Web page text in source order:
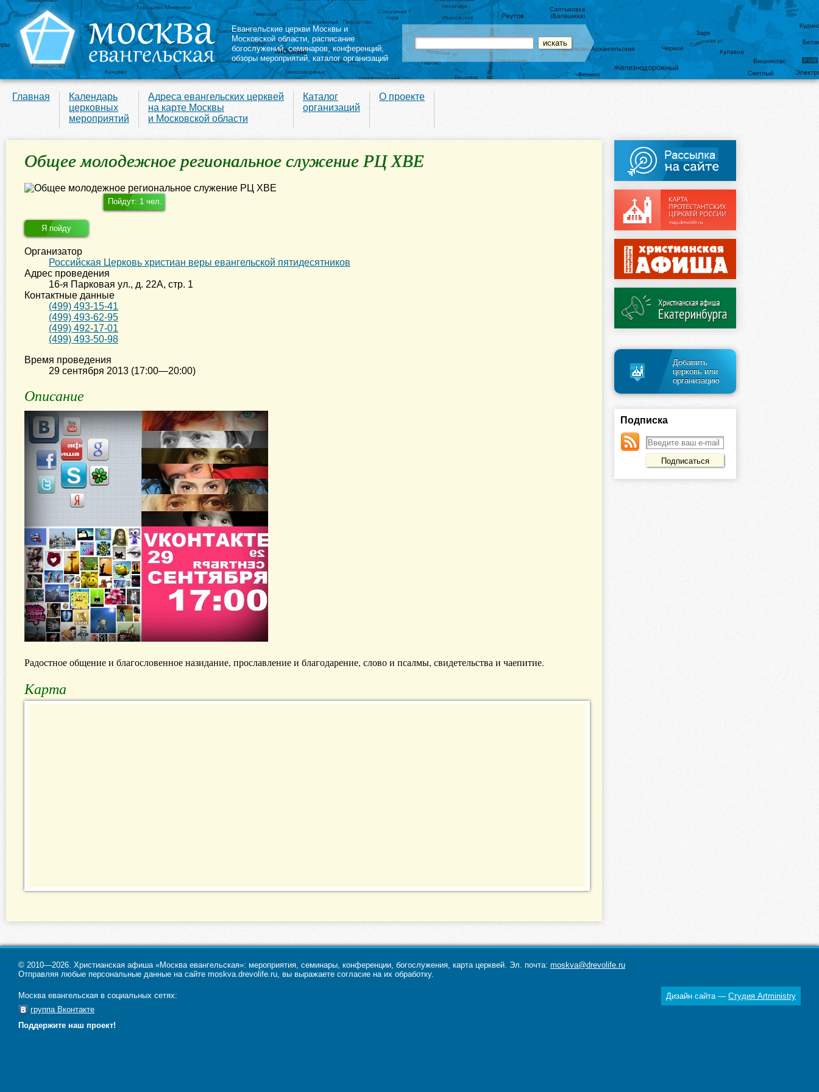
Евангельские церкви Москвы и
Московской области, расписание
богослужений,семинаров,конференций,
обзоры мероприятий, каталог организаций
Главная
Календарь
церковных
мероприятий
Адреса евангельских церквей
на карте Москвы
и Московской области
Каталог
организаций
О проекте
Общее молодежное региональное служение РЦ ХВЕ
Пойдут: 1 чел.
Я пойду
Организатор
Российская Церковь христиан веры евангельской пятидесятников
Адрес проведения
16-я Парковая ул., д. 22А, стр. 1
Контактные данные
(499) 493-15-41
(499) 493-62-95
(499) 492-17-01
(499) 493-50-98
Время проведения
29 сентября 2013 (17:00—20:00)
Описание
Радостное общение и благословенное назидание, прославление и благодарение, слово и псалмы, свидетельства и чаепитие.
Карта
Добавить
церковь или
организацию
Подписка
© 2010—2026. Христианская афиша «Москва евангельская»: мероприятия, семинары, конференции, богослужения, карта церквей. Эл. почта: moskva@drevolife.ru
Отправляя любые персональные данные на сайте moskva.drevolife.ru, вы выражаете согласие на их обработку.
Москва евангельская в социальных сетях:
группа Вконтакте
Дизайн сайта — Студия Artministry
Поддержите наш проект!